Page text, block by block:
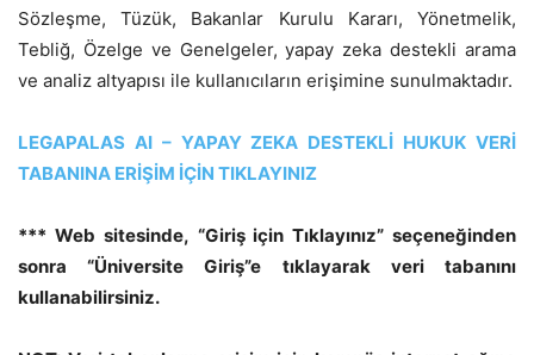
Sözleşme, Tüzük, Bakanlar Kurulu Kararı, Yönetmelik,
Tebliğ, Özelge ve Genelgeler, yapay zeka destekli arama
ve analiz altyapısı ile kullanıcıların erişimine sunulmaktadır.
LEGAPALAS AI – YAPAY ZEKA DESTEKLİ HUKUK VERİ
TABANINA ERİŞİM İÇİN TIKLAYINIZ
*** Web sitesinde, “Giriş için Tıklayınız” seçeneğinden
sonra“Üniversite Giriş”e tıklayarak veri tabanını
kullanabilirsiniz.